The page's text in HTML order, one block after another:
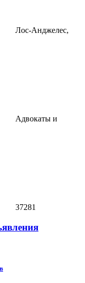
Лос-Анджелес,
Адвокаты и
37281